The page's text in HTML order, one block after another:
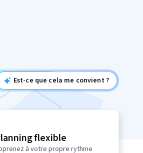
Est-ce que cela me convient ?
flexible
à votre propre rythme